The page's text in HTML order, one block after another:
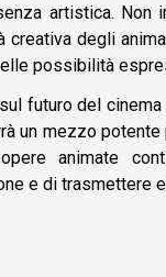
artistica. Non
creativa degli
possibilità
futuro del
un mezzo
animate
e di trasmettere